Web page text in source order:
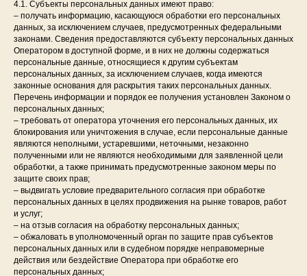
4.1. Субъекты персональных данных имеют право:
– получать информацию, касающуюся обработки его персональных
данных, за исключением случаев, предусмотренных федеральными
законами. Сведения предоставляются субъекту персональных данных
Оператором в доступной форме, и в них не должны содержаться
персональные данные, относящиеся к другим субъектам
персональных данных, за исключением случаев, когда имеются
законные основания для раскрытия таких персональных данных.
Перечень информации и порядок ее получения установлен Законом о
персональных данных;
– требовать от оператора уточнения его персональных данных, их
блокирования или уничтожения в случае, если персональные данные
являются неполными, устаревшими, неточными, незаконно
полученными или не являются необходимыми для заявленной цели
обработки, а также принимать предусмотренные законом меры по
защите своих прав;
– выдвигать условие предварительного согласия при обработке
персональных данных в целях продвижения на рынке товаров, работ
и услуг;
– на отзыв согласия на обработку персональных данных;
– обжаловать в уполномоченный орган по защите прав субъектов
персональных данных или в судебном порядке неправомерные
действия или бездействие Оператора при обработке его
персональных данных;